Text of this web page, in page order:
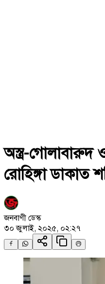
অস্ত্র-গোলাবারুদ
রোহিঙ্গা ডাকাত
জনবাণী ডেস্ক
৩০ জুলাই, ২০২৫, ০২:২৭